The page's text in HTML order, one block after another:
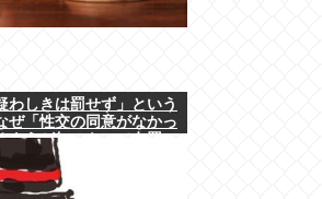
わしきは罰せず」という
ぜ「性交の同意がなかっ
ようが無いもので有罪に